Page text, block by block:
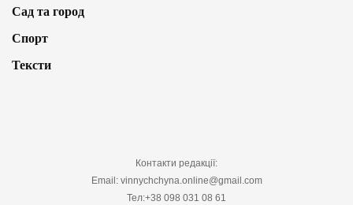
Сад та город
Спорт
Тексти
Контакти редакції:
Email: vinnychchyna.online@gmail.com
Тел:+38 098 031 08 61